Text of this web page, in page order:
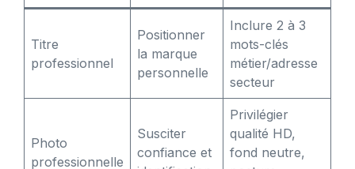
Titre
professionnel
Positionner
la marque
personnelle
Inclure 2 à 3
mots-clés
métier/adresse
secteur
Photo
professionnelle
Susciter
confiance et
Privilégier
qualité HD,
fond neutre,